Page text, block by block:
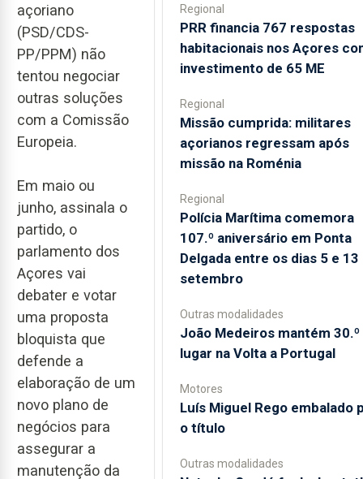
açoriano
(PSD/CDS-
PP/PPM) não
tentou negociar
outras soluções
com a Comissão
Europeia.
Em maio ou
junho, assinala o
partido, o
parlamento dos
Açores vai
debater e votar
uma proposta
bloquista que
defende a
elaboração de um
novo plano de
negócios para
assegurar a
manutenção da
Regional
PRR financia 767 respostas
habitacionais nos Açores
investimento de 65 ME
Regional
Missão cumprida: militares
açorianos regressam após
missão na Roménia
Regional
Polícia Marítima comemora
107.º aniversário em Ponta
Delgada entre os dias 5 e 13
setembro
Outras modalidades
João Medeiros mantém 30.º
lugar na Volta a Portugal
Motores
Luís Miguel Rego embalado
o título
Outras modalidades